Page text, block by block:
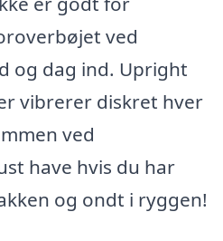
ved
og dag ind. Upright
vibrerer diskret hver
ved
have hvis du har
og ondt i ryggen!